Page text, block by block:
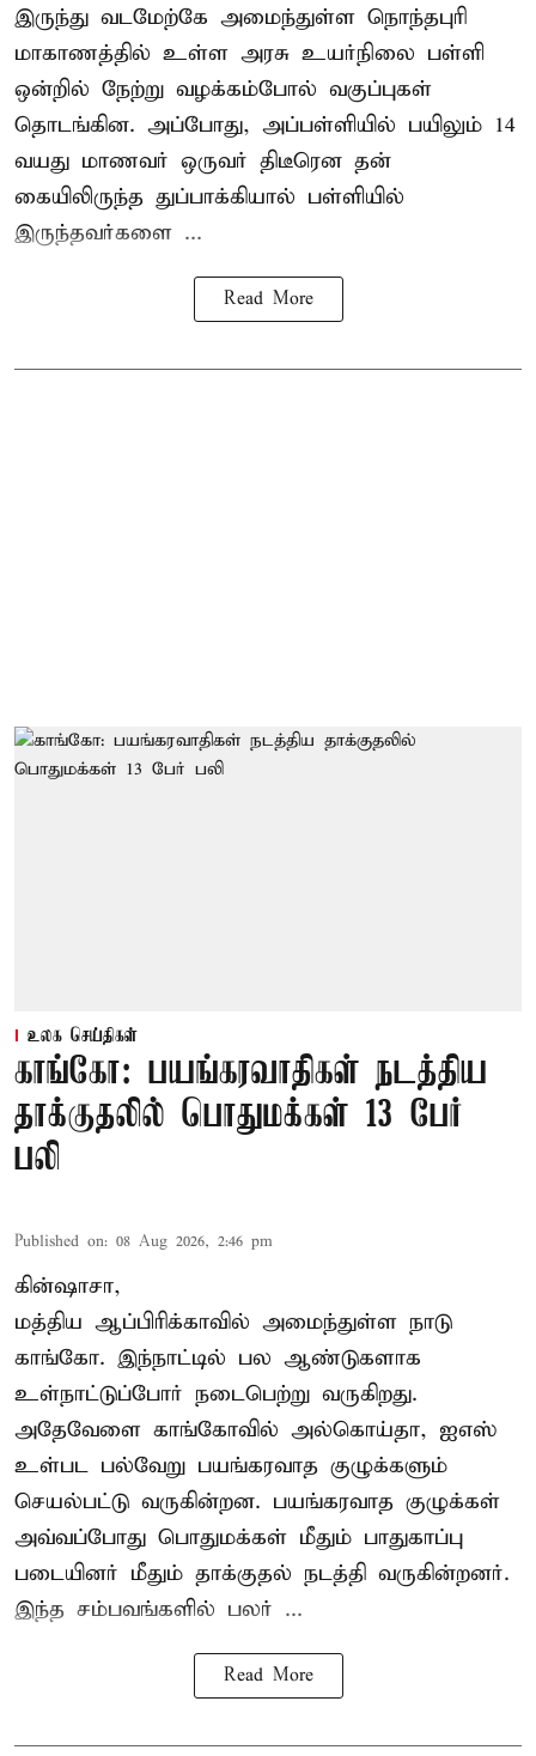
இருந்து வடமேற்கே அமைந்துள்ள நொந்தபுரி
மாகாணத்தில் உள்ள அரசு உயர்நிலை பள்ளி
ஒன்றில் நேற்று வழக்கம்போல் வகுப்புகள்
தொடங்கின. அப்போது, அப்பள்ளியில் பயிலும் 14
வயது மாணவர் ஒருவர் திடீரென தன்
கையிலிருந்த துப்பாக்கியால் பள்ளியில்
இருந்தவர்களை ...
Read More
உலக செய்திகள்
காங்கோ: பயங்கரவாதிகள் நடத்திய
தாக்குதலில் பொதுமக்கள் 13 பேர்
பலி
Published on: 08 Aug 2026, 2:46 pm
கின்ஷாசா,
மத்திய ஆப்பிரிக்காவில் அமைந்துள்ள நாடு
காங்கோ. இந்நாட்டில் பல ஆண்டுகளாக
உள்நாட்டுப்போர் நடைபெற்று வருகிறது.
அதேவேளை காங்கோவில் அல்கொய்தா, ஐஎஸ்
உள்பட பல்வேறு பயங்கரவாத குழுக்களும்
செயல்பட்டு வருகின்றன. பயங்கரவாத குழுக்கள்
அவ்வப்போது பொதுமக்கள் மீதும் பாதுகாப்பு
படையினர் மீதும் தாக்குதல் நடத்தி வருகின்றனர்.
இந்த சம்பவங்களில் பலர் ...
Read More